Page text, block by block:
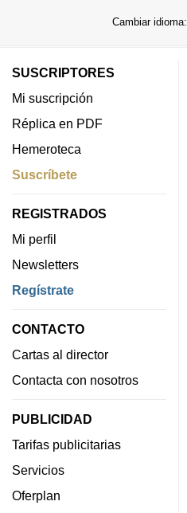
Cambiar idioma:
SUSCRIPTORES
Mi suscripción
Réplica en PDF
Hemeroteca
Suscríbete
REGISTRADOS
Mi perfil
Newsletters
Regístrate
CONTACTO
Cartas al director
Contacta con nosotros
PUBLICIDAD
Tarifas publicitarias
Servicios
Oferplan